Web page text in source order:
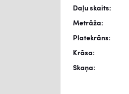
Daļu skaits:
Metrāža:
Platekrāns:
Krāsa:
Skaņa: